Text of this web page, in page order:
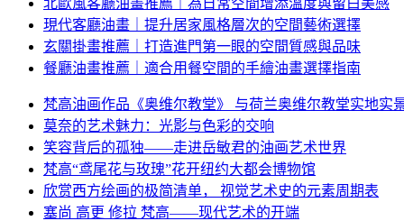
現代客廳油畫｜提升居家風格層次的空間藝術選擇
玄關掛畫推薦｜打造進門第一眼的空間質感與品味
餐廳油畫推薦｜適合用餐空間的手繪油畫選擇指南
梵高油画作品《奥维尔教堂》 与荷兰奥维尔教堂实地实
莫奈的艺术魅力：光影与色彩的交响
笑容背后的孤独——走进岳敏君的油画艺术世界
梵高“鸢尾花与玫瑰”花开纽约大都会博物馆
欣赏西方绘画的极简清单， 视觉艺术史的元素周期表
塞尚 高更 修拉 梵高——现代艺术的开端